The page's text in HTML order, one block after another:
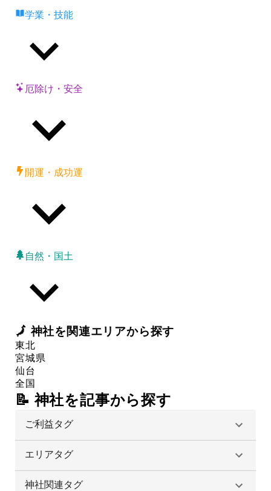
学業・技能
厄除け・安全
開運・成功運
自然・国土
🗾神社を関連エリアから探す
東北
宮城県
仙台
全国
📝 神社を記事から探す
ご利益タグ
エリアタグ
神社関連タグ